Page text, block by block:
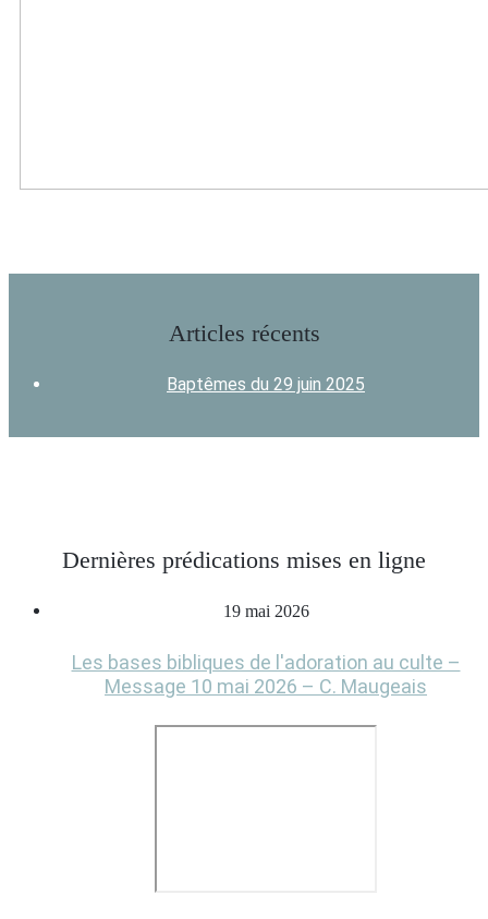
Articles récents
Baptêmes du 29 juin 2025
Dernières prédications mises en ligne
19 mai 2026
Les bases bibliques de l'adoration au culte –
Message 10 mai 2026 – C. Maugeais